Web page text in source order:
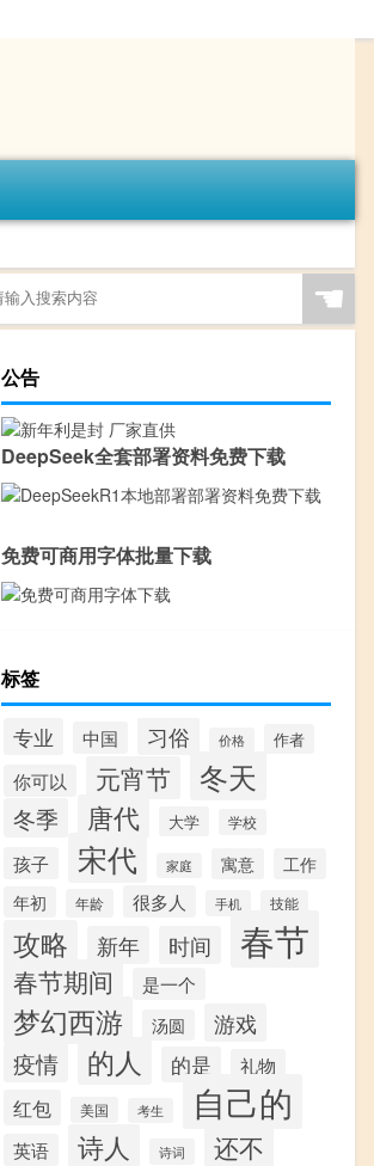
☚
公告
DeepSeek全套部署资料免费下载
免费可商用字体批量下载
标签
专业 中国 习俗 价格 作者
你可以 元宵节 冬天
冬季 唐代 大学 学校
孩子 宋代 家庭 寓意
工作
年初
年龄 很多人 手机 技能
攻略 新年 时间 春节
春节期间 是一个
梦幻西游 汤圆 游戏
疫情 的人 的是 礼物
红包 美国 考生 自己的
英语 诗人 诗词 还不